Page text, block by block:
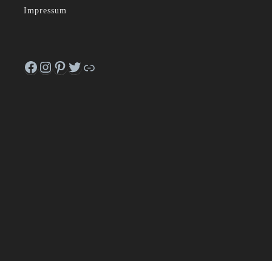
Impressum
Facebook
Instagram
Pinterest
Twitter
Link